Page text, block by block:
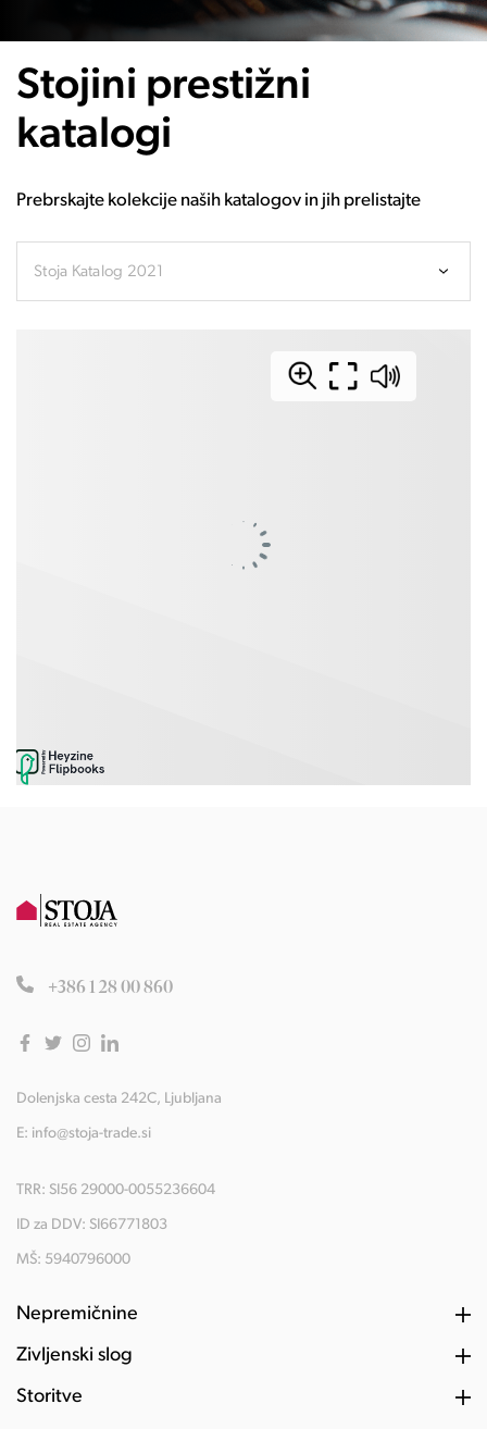
Stojini prestižni
katalogi
Prebrskajte kolekcije naših katalogov in jih prelistajte
Stoja Katalog 2021
+386 1 28 00 860
Dolenjska cesta 242C, Ljubljana
E: info@stoja-trade.si
TRR: SI56 29000-0055236604
ID za DDV: SI66771803
MŠ: 5940796000
Nepremičnine
Življenski slog
Storitve